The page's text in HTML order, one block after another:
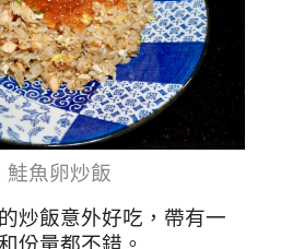
鮭魚卵炒飯
炒飯意外好吃，帶有一
份量都不錯。